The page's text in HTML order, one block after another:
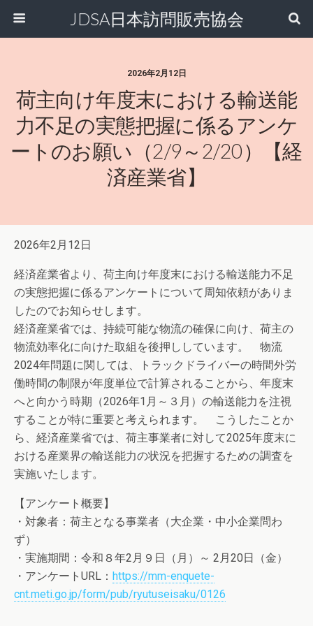
JDSA日本訪問販売協会
2026年2月12日
荷主向け年度末における輸送能
力不足の実態把握に係るアンケ
ートのお願い（2/9～2/20）【経
済産業省】
2026年2月12日
経済産業省より、荷主向け年度末における輸送能力不足
の実態把握に係るアンケートについて周知依頼がありま
したのでお知らせします。
経済産業省では、持続可能な物流の確保に向け、荷主の
物流効率化に向けた取組を後押ししています。 物流
2024年問題に関しては、トラックドライバーの時間外労
働時間の制限が年度単位で計算されることから、年度末
へと向かう時期（2026年1月～３月）の輸送能力を注視
することが特に重要と考えられます。 こうしたことか
ら、経済産業省では、荷主事業者に対して2025年度末に
おける産業界の輸送能力の状況を把握するための調査を
実施いたします。
【アンケート概要】
・対象者：荷主となる事業者（大企業・中小企業問わ
ず）
・実施期間：令和８年2月９日（月）～ 2月20日（金）
・アンケートURL： https://mm-enquete-
cnt.meti.go.jp/form/pub/ryutuseisaku/0126